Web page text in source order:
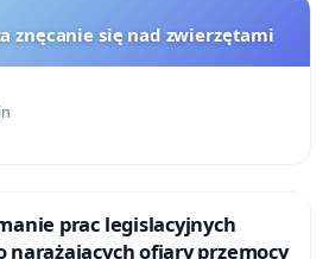
znęcanie się nad zwierzętami
prac legislacyjnych
prawa rodzinnego narażających ofiary przemocy